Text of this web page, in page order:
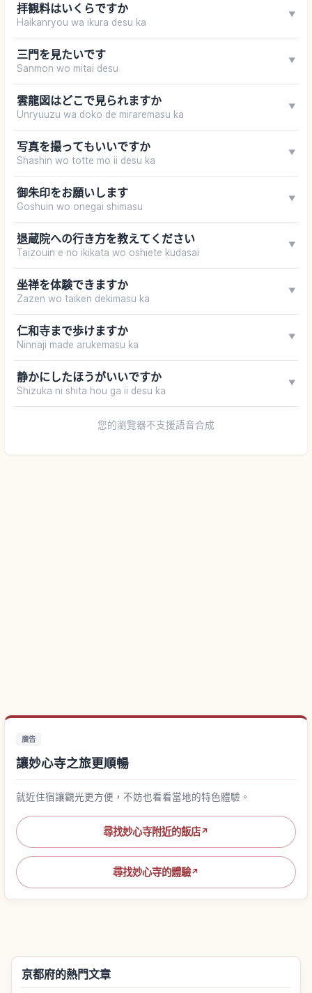
拝観料はいくらですか
Haikanryou wa ikura desu ka
▼
三門を見たいです
Sanmon wo mitai desu
▼
雲龍図はどこで見られますか
Unryuuzu wa doko de miraremasu ka
▼
写真を撮ってもいいですか
Shashin wo totte mo ii desu ka
▼
御朱印をお願いします
Goshuin wo onegai shimasu
▼
退蔵院への行き方を教えてください
Taizouin e no ikikata wo oshiete kudasai
▼
坐禅を体験できますか
Zazen wo taiken dekimasu ka
▼
仁和寺まで歩けますか
Ninnaji made arukemasu ka
▼
静かにしたほうがいいですか
Shizuka ni shita hou ga ii desu ka
▼
您的瀏覽器不支援語音合成
廣告
讓妙心寺之旅更順暢
就近住宿讓觀光更方便，不妨也看看當地的特色體驗。
尋找妙心寺附近的飯店↗
尋找妙心寺的體驗↗
京都府的熱門文章